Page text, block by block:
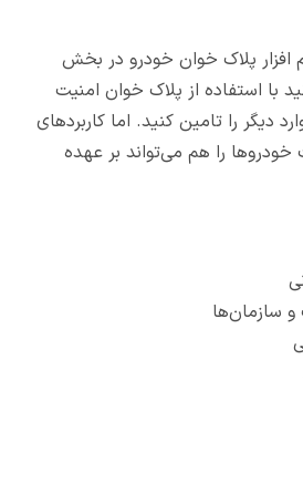
افزار پلاک خوان خودرو در بخش
با استفاده از پلاک خوان امنیت
دیگر را تامین کنید. اما کاربردهای
را هم می‌تواند بر عهده
و سازمان‌ها